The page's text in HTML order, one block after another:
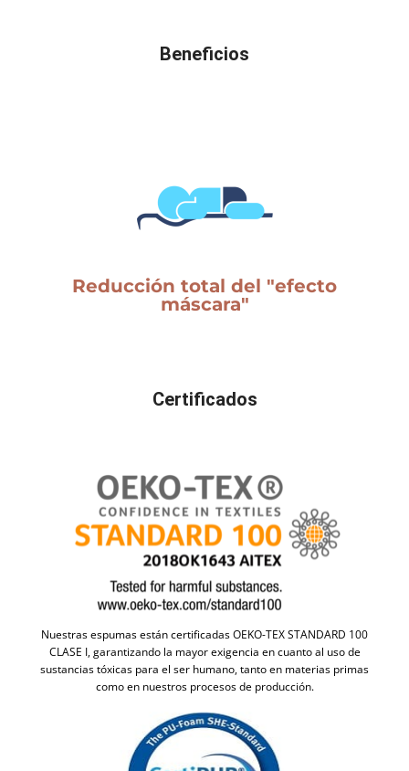
Beneficios
Reducción total del "efecto
máscara"
Certificados
Nuestras espumas están certificadas OEKO-TEX STANDARD 100
CLASE I, garantizando la mayor exigencia en cuanto al uso de
sustancias tóxicas para el ser humano, tanto en materias primas
como en nuestros procesos de producción.